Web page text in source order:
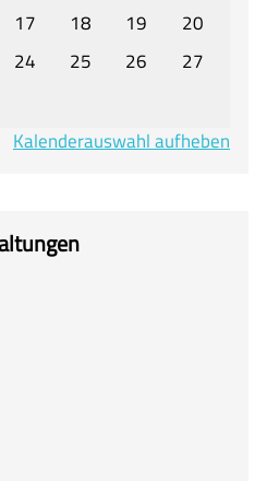
17 18 19
20
24 25 26
27
Kalenderauswahl aufheben